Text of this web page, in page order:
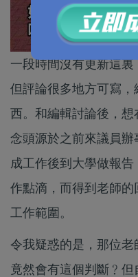
一段時間沒有更新這裏
但評論很多地方可寫
西。和編輯討論後，
念頭源於之前來議員
成工作後到大學做報
作點滴，而得到老師
工作範圍。
令我疑惑的是，那位
竟然會有這個判斷﹖